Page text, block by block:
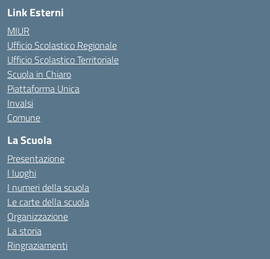
Link Esterni
MIUR
Ufficio Scolastico Regionale
Ufficio Scolastico Territoriale
Scuola in Chiaro
Piattaforma Unica
Invalsi
Comune
La Scuola
Presentazione
I luoghi
I numeri della scuola
Le carte della scuola
Organizzazione
La storia
Ringraziamenti